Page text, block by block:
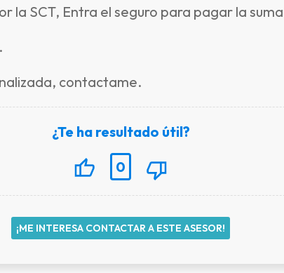
la SCT, Entra el seguro para pagar la
contactame.
¿Te ha resultado útil?
0
¡ME INTERESA CONTACTAR A ESTE ASESOR!